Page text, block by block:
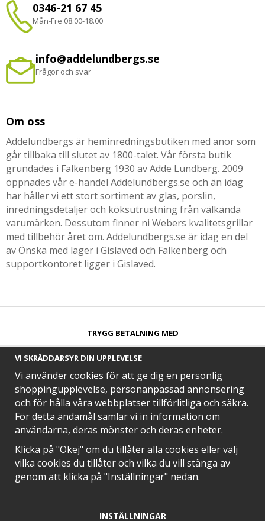
0346-21 67 45
Mån-Fre 08.00-18.00
info@addelundbergs.se
Frågor och svar
Om oss
Addelundbergs är heminredningsbutiken med anor som
går tillbaka till slutet av 1800-talet. Vår första butik
grundades i Falkenberg 1930 av Adde Lundberg. 2009
öppnades vår e-handel Addelundbergs.se och än idag
har håller vi ett stort sortiment av glas, porslin,
inredningsdetaljer och köksutrustning från välkända
varumärken. Dessutom finner ni Webers kvalitetsgrillar
med tillbehör året om. Addelundbergs.se är idag en del
av Önska med lager i Gislaved och Falkenberg och
supportkontoret ligger i Gislaved.
TRYGG BETALNING MED​
SNABB LEVERANS MED
EN DEL AV
VI SKRÄDDARSYR DIN UPPLEVELSE
Vi använder cookies för att ge dig en personlig
shoppingupplevelse, personanpassad annonsering
och för hålla våra webbplatser tillförlitliga och säkra.
För detta ändamål samlar vi in information om
användarna, deras mönster och deras enheter.
Klicka på "Okej" om du tillåter alla cookies eller välj
vilka cookies du tillåter och vilka du vill stänga av
genom att klicka på "Inställningar" nedan.
INSTÄLLNINGAR